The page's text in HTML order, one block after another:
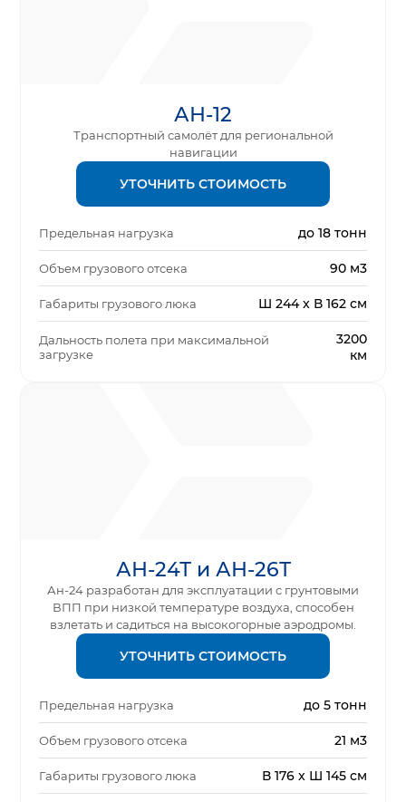
АН-12
Транспортный самолёт для региональной
навигации
УТОЧНИТЬ СТОИМОСТЬ
Предельная нагрузка до 18 тонн
Объем грузового отсека 90 м3
Габариты грузового люка Ш 244 x В 162 см
Дальность полета при максимальной
загрузке
3200
км
АН-24Т и АН-26Т
Ан-24 разработан для эксплуатации с грунтовыми
ВПП при низкой температуре воздуха, способен
взлетать и садиться на высокогорные аэродромы.
УТОЧНИТЬ СТОИМОСТЬ
Предельная нагрузка до 5 тонн
Объем грузового отсека 21 м3
Габариты грузового люка В 176 x Ш 145 см